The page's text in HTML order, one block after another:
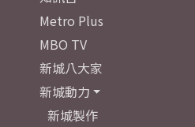
Metro Plus
MBO TV
新城八大家
新城動力
新城製作